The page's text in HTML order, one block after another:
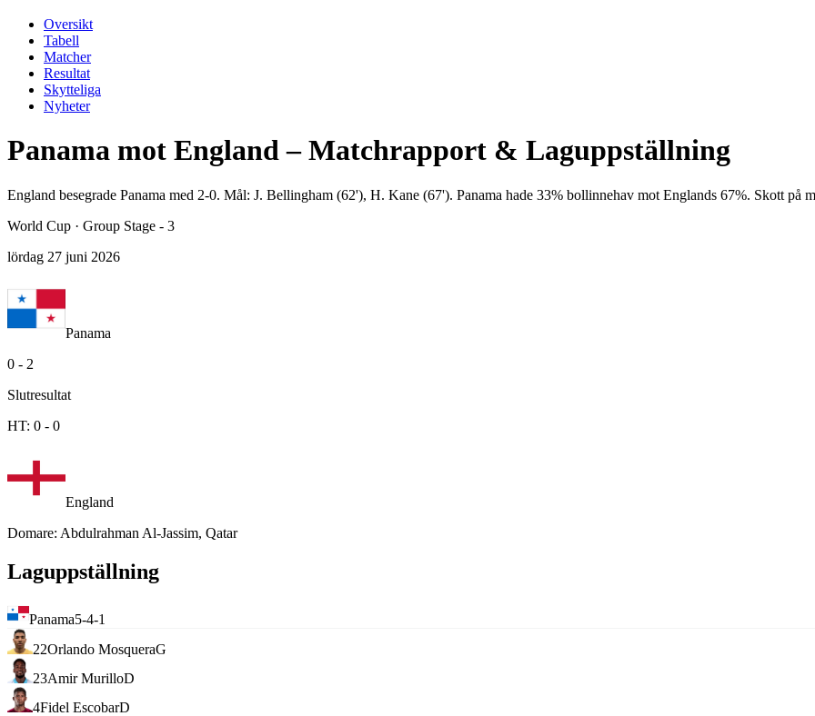
Oversikt
Tabell
Matcher
Resultat
Skytteliga
Nyheter
Panama mot England – Matchrapport & Laguppställning
England besegrade Panama med 2-0. Mål: J. Bellingham (62'), H. Kane (67'). Panama hade 33% bollinnehav mot Englands 67%. Skott på
World Cup · Group Stage - 3
lördag 27 juni 2026
Panama
0 - 2
Slutresultat
HT: 0 - 0
England
Domare: Abdulrahman Al-Jassim, Qatar
Laguppställning
Panama5-4-1
22Orlando MosqueraG
23Amir MurilloD
4Fidel EscobarD